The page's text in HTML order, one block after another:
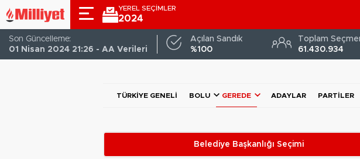
YEREL SEÇİMLER
2024
Son Güncelleme:
01 Nisan 2024 21:26 - AA Verileri
Açılan Sandık
%100
Toplam
61.430.934
TÜRKIYE GENELI BOLU GEREDE ADAYLAR PARTILER
Belediye Başkanlığı Seçimi